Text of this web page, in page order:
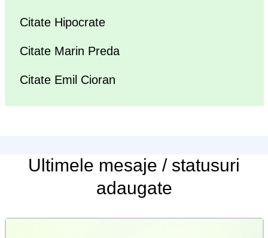
Citate Hipocrate
Citate Marin Preda
Citate Emil Cioran
Ultimele mesaje / statusuri
adaugate